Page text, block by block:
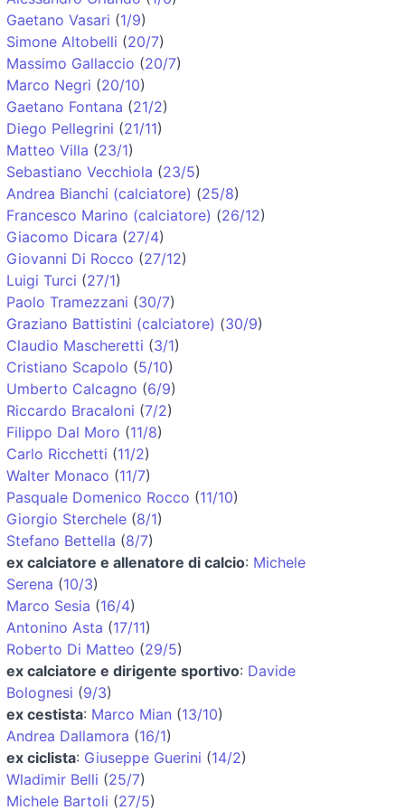
Gaetano Vasari (1/9)
Simone Altobelli (20/7)
Massimo Gallaccio (20/7)
Marco Negri (20/10)
Gaetano Fontana (21/2)
Diego Pellegrini (21/11)
Matteo Villa (23/1)
Sebastiano Vecchiola (23/5)
Andrea Bianchi (calciatore) (25/8)
Francesco Marino (calciatore) (26/12)
Giacomo Dicara (27/4)
Giovanni Di Rocco (27/12)
Luigi Turci (27/1)
Paolo Tramezzani (30/7)
Graziano Battistini (calciatore) (30/9)
Claudio Mascheretti (3/1)
Cristiano Scapolo (5/10)
Umberto Calcagno (6/9)
Riccardo Bracaloni (7/2)
Filippo Dal Moro (11/8)
Carlo Ricchetti (11/2)
Walter Monaco (11/7)
Pasquale Domenico Rocco (11/10)
Giorgio Sterchele (8/1)
Stefano Bettella (8/7)
ex calciatore e allenatore di calcio: Michele
Serena (10/3)
Marco Sesia (16/4)
Antonino Asta (17/11)
Roberto Di Matteo (29/5)
ex calciatore e dirigente sportivo: Davide
Bolognesi (9/3)
ex cestista: Marco Mian (13/10)
Andrea Dallamora (16/1)
ex ciclista: Giuseppe Guerini (14/2)
Wladimir Belli (25/7)
Michele Bartoli (27/5)